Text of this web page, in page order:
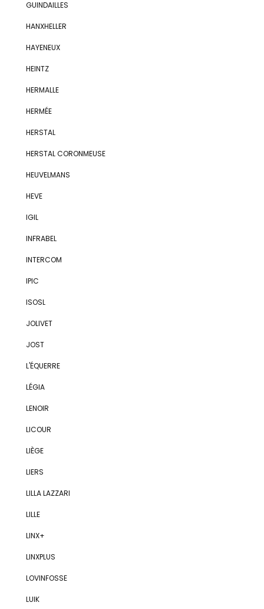
GUINDAILLES
HANXHELLER
HAYENEUX
HEINTZ
HERMALLE
HERMÉE
HERSTAL
HERSTAL CORONMEUSE
HEUVELMANS
HEVE
IGIL
INFRABEL
INTERCOM
IPIC
ISOSL
JOLIVET
JOST
L'ÉQUERRE
LÉGIA
LENOIR
LICOUR
LIÈGE
LIERS
LILLA LAZZARI
LILLE
LINX+
LINXPLUS
LOVINFOSSE
LUIK